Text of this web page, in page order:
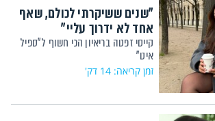
"שנים ששיקרתי לכולם, שאף
אחד לא ידרוך עליי"
קייסי זפטה בריאיון הכי חשוף ל"ספיל
איט"
זמן קריאה: 14 דק'